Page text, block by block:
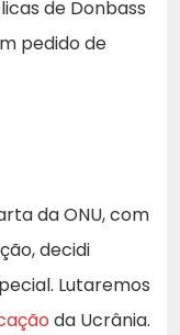
de Donbass
pedido de
da ONU, com
decidi
Lutaremos
da Ucrânia.